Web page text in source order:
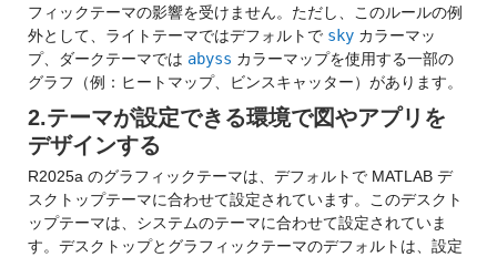
フィックテーマの影響を受けません。ただし、このルールの例
外として、ライトテーマではデフォルトで skyカラーマッ
プ、ダークテーマでは abyss カラーマップを使用する一部の
グラフ（例：ヒートマップ、ビンスキャッター）があります。
2.テーマが設定できる環境で図やアプリを
デザインする
R2025a のグラフィックテーマは、デフォルトで MATLAB デ
スクトップテーマに合わせて設定されています。このデスクト
ップテーマは、システムのテーマに合わせて設定されていま
す。デスクトップとグラフィックテーマのデフォルトは、設定